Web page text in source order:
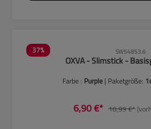
37% SW54853.6
OXVA - Slimstick -
Farbe : Purple | Paketgröße:
6,90 €* 10,99 €*